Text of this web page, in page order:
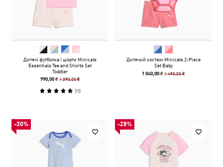
Дитячі футболка і шорти Minicats
Essentials Tee and Shorts Set
Toddler
990,00 ₴ 1 390,00 ₴
(1)
Дитячий костюм Minicats 2-Piece
Set Baby
1 040,00 ₴1 490,00 ₴
-30% -28%